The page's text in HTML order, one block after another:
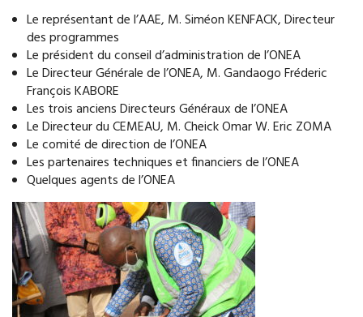
Le représentant de l’AAE, M. Siméon KENFACK, Directeur
des programmes
Le président du conseil d’administration de l’ONEA
Le Directeur Générale de l’ONEA, M. Gandaogo Fréderic
François KABORE
Les trois anciens Directeurs Généraux de l’ONEA
Le Directeur du CEMEAU, M. Cheick Omar W. Eric ZOMA
Le comité de direction de l’ONEA
Les partenaires techniques et financiers de l’ONEA
Quelques agents de l’ONEA